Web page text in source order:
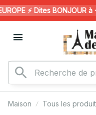
⚡️ Dites BONJOUR à
Maison Tous les